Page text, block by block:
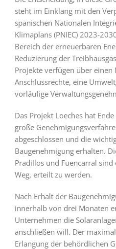
steht im Einklang mit den
spanischen Nationalen
Klimaplans (PNIEC) 2023-
Bereich der erneuerbaren
Reduzierung der
Projekte verfügen über einen
Anschlussrechte, eine
vorläufige
Das Projekt Loeches hat
große
abgeschlossen und die
Baugenehmigung erhalten.
Pradillos und Fuencarral
Weg, erteilt zu werden.
Nach Erhalt der
innerhalb von drei Monaten
Unternehmen die
anschließen will. Der
Erlangung der behördlichen